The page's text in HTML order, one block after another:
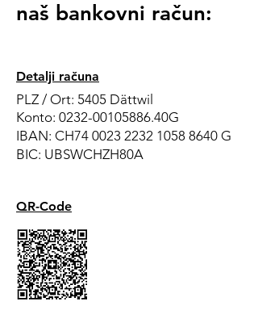
naš bankovni račun:
Detalji računa
PLZ / Ort: 5405 Dättwil
Konto: 0232-00105886.40G
IBAN: CH74 0023 2232 1058 8640 G
BIC: UBSWCHZH80A
QR-Code